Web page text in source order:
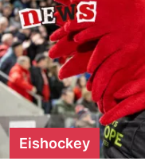
Eishockey